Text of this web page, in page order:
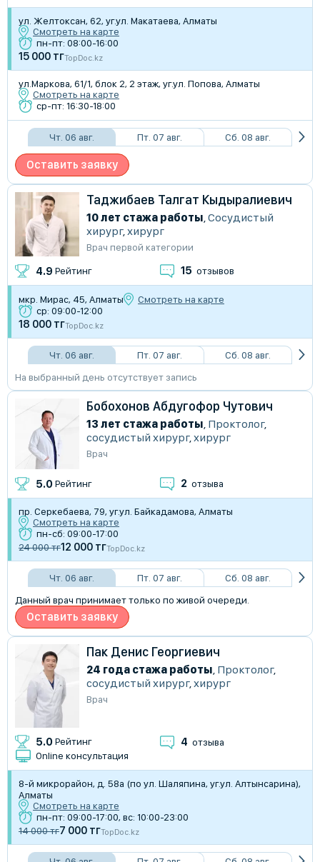
ул. ​Желтоксан, 62, уг.ул. Макатаева, Алматы
Смотреть на карте
пн-пт: 08:00-16:00
15 000 тгTopDoc.kz
ул.Маркова, 61/1​, блок 2, 2 этаж, уг.ул. Попова, Алматы
Смотреть на карте
ср-пт: 16:30-18:00
Чт. 06 авг. Пт. 07 авг. Сб. 08 авг.
Оставить заявку
Таджибаев Талгат Кыдыралиевич
10 лет стажа работы,Сосудистый
хирург,хирург
Врач первой категории
4.9 Рейтинг 15 отзывов
мкр. Мирас, 45, Алматы
Смотреть на карте
ср: 09:00-12:00
18 000 тгTopDoc.kz
Чт. 06 авг. Пт. 07 авг.
Сб. 08 авг.
На выбранный день отсутствует запись
Бобохонов Абдугофор Чутович
13 лет стажа работы, Проктолог,
сосудистый хирург,хирург
Врач
5.0 Рейтинг 2 отзыва
пр. Серкебаева, 79, уг.ул. Байкадамова, Алматы
Смотреть на карте
пн-сб: 09:00-17:00
24 000 тг12 000 тгTopDoc.kz
Чт. 06 авг. Пт. 07 авг.
Сб. 08 авг.
Данный врач принимает только по живой очереди.
Оставить заявку
Пак Денис Георгиевич
24 года стажа работы, Проктолог,
сосудистый хирург,хирург
Врач
5.0 Рейтинг 4 отзыва
Online консультация
8-й микрорайон, д. 58а (по ул. Шаляпина, уг.ул. Алтынсарина),
Алматы
Смотреть на карте
пн-пт: 09:00-17:00, вс: 10:00-23:00
14 000 тг7 000 тгTopDoc.kz